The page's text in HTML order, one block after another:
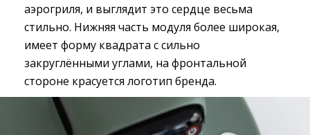
аэрогриля, и выглядит это сердце весьма
стильно. Нижняя часть модуля более широкая,
имеет форму квадрата с сильно
закруглёнными углами, на фронтальной
стороне красуется логотип бренда.